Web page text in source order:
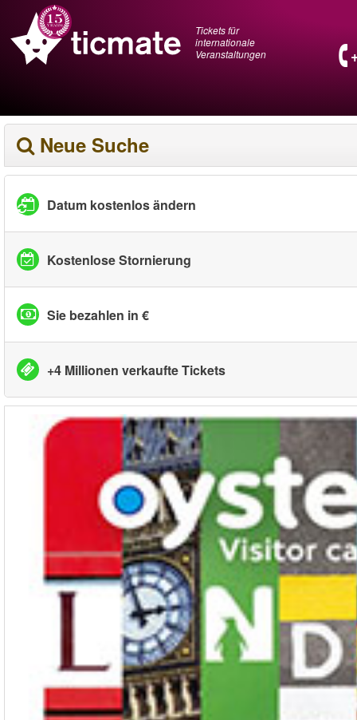
Tickets für
internationale
Veranstaltungen
Neue Suche
Datum kostenlos ändern
Kostenlose Stornierung
Sie bezahlen in €
+4 Millionen verkaufte Tickets